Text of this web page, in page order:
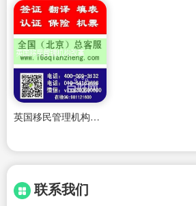
英国移民管理机构改革
联系我们